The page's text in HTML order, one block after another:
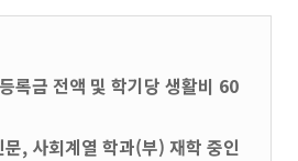
록금 전액 및 학기당 생활비 60
, 사회계열 학과(부) 재학 중인